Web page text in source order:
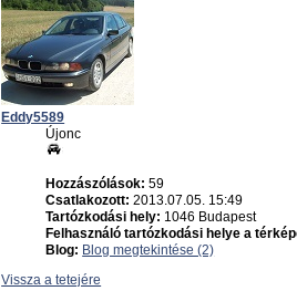
Eddy5589
Újonc
Hozzászólások: 59
Csatlakozott: 2013.07.05. 15:49
Tartózkodási hely: 1046 Budapest
Felhasználó tartózkodási helye a
Blog: Blog megtekintése (2)
Vissza a tetejére